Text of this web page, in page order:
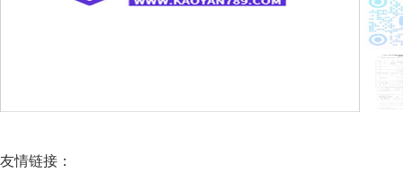
友情链接：